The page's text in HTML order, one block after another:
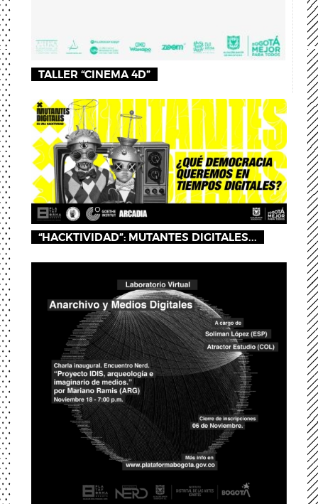
TALLER “CINEMA 4D”
“HACKTIVIDAD”: MUTANTES DIGITALES...